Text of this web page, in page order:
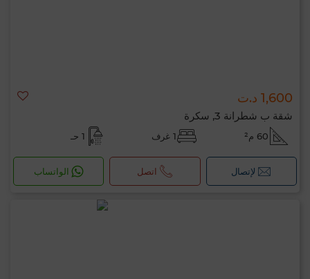
1,600 د.ت
شقة ب شطرانة 3, سكرة
60 م² 1 غرف 1 حـ
لإتصال اتصل الواتساب